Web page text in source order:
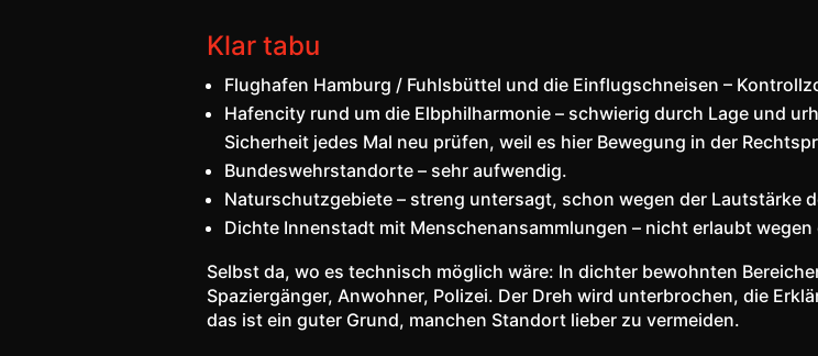
Klar tabu
Flughafen Hamburg / Fuhlsbüttel und die Einflugschneisen –
Hafencity rund um die Elbphilharmonie – schwierig durch Lage und
Sicherheit jedes Mal neu prüfen, weil es hier Bewegung in der
Bundeswehrstandorte – sehr aufwendig.
Naturschutzgebiete – streng untersagt, schon wegen der Lautstärke
Dichte Innenstadt mit Menschenansammlungen – nicht erlaubt
Selbst da, wo es technisch möglich wäre: In dichter bewohnten
Spaziergänger, Anwohner, Polizei. Der Dreh wird unterbrochen, die
das ist ein guter Grund, manchen Standort lieber zu vermeiden.